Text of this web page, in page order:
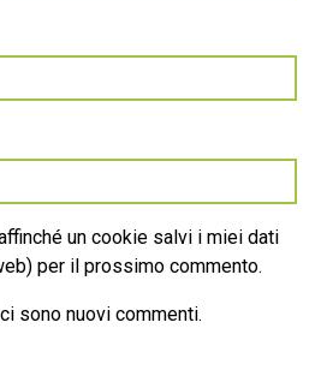
un cookie salvi i miei dati
per il prossimo commento.
sono nuovi commenti.